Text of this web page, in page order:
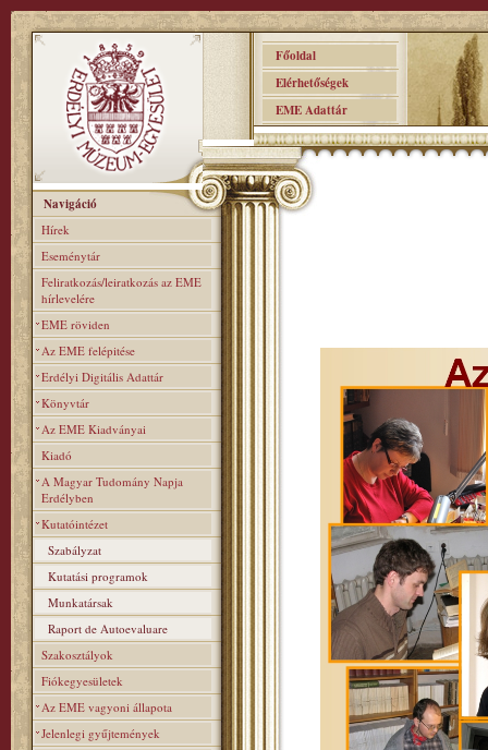
Főoldal
Elérhetőségek
EME Adattár
Navigáció
Hírek
Eseménytár
Feliratkozás/leiratkozás az EME
hírlevelére
EME röviden
Az EME felépitése
Erdélyi Digitális Adattár
Könyvtár
Az EME Kiadványai
Kiadó
A Magyar Tudomány Napja
Erdélyben
Kutatóintézet
Szabályzat
Kutatási programok
Munkatársak
Raport de Autoevaluare
Szakosztályok
Fiókegyesületek
Az EME vagyoni állapota
Jelenlegi gyűjtemények